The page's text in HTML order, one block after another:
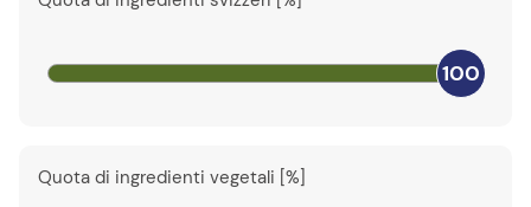
100
Quota di ingredienti vegetali [%]